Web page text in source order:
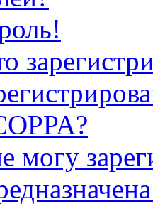
могу